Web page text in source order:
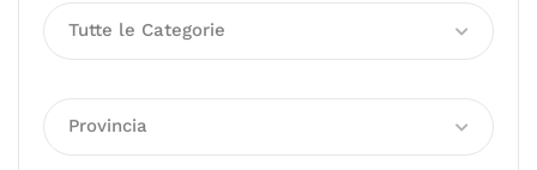
Tutte le Categorie
Provincia